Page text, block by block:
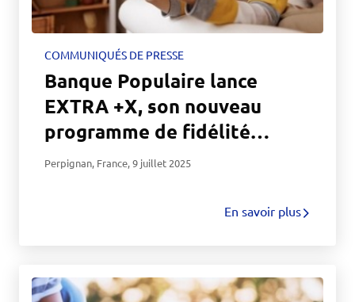
COMMUNIQUÉS DE PRESSE
Banque Populaire lance
EXTRA +X, son nouveau
programme de fidélité
exclusif pour ses sociétaires
Perpignan, France,9 juillet 2025
En savoir plus